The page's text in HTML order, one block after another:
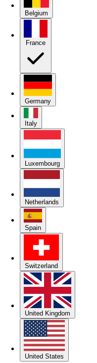
Belgium
Germany
Italy
Luxembourg
Netherlands
Spain
Switzerland
United Kingdom
United States